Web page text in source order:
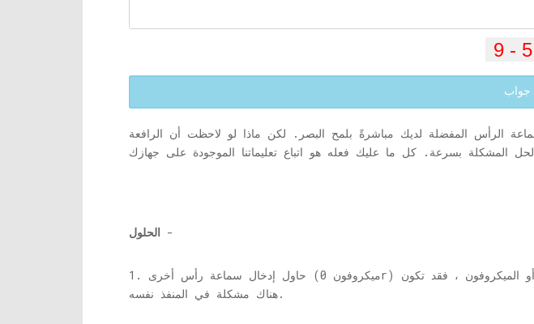
الرأس المفضلة لديك مباشرةً بلمح البصر. لكن ماذا لو لاحظت أن الرافعة
الحلول -
1. حاول إدخال سماعة رأس أخرى (ميكروفون 0r) بنفس المنفذ وتحقق مما إذا كان ذلك يناسبك أم لا. إذا لم تعمل سماعة الرأس أو الميكروفون ، فقد تكون
هناك مشكلة في المنفذ نفسه.